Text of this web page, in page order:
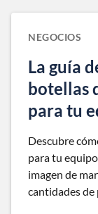
NEGOCIOS
La guía
botellas
para tu
Descubre
para tu
imagen de
cantidades de